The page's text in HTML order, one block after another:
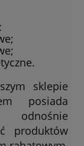
sklepie
posiada
odnośnie
produktów